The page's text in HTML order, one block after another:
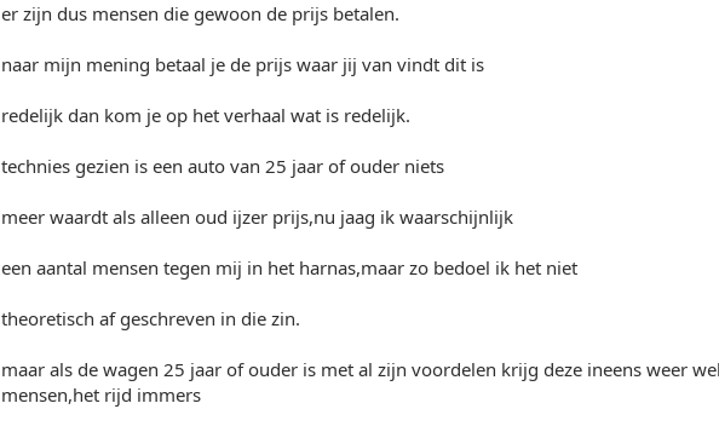
er zijn dus mensen die gewoon de prijs betalen.
naar mijn mening betaal je de prijs waar jij van vindt dit is
redelijk dan kom je op het verhaal wat is redelijk.
technies gezien is een auto van 25 jaar of ouder niets
meer waardt als alleen oud ijzer prijs,nu jaag ik waarschijnlijk
een aantal mensen tegen mij in het harnas,maar zo bedoel ik het niet
theoretisch af geschreven in die zin.
maar als de wagen 25 jaar of ouder is met al zijn voordelen krijg deze ineens weer
mensen,het rijd immers